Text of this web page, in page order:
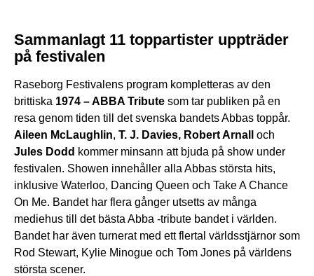
Sammanlagt 11 toppartister uppträder
på festivalen
Raseborg Festivalens program kompletteras av den
brittiska 1974 – ABBA Tribute som tar publiken på en
resa genom tiden till det svenska bandets Abbas toppår.
Aileen McLaughlin, T. J. Davies, Robert Arnall
och
Jules Dodd kommer minsann att bjuda på show under
festivalen. Showen innehåller alla Abbas största hits,
inklusive Waterloo, Dancing Queen och Take A Chance
On Me. Bandet har flera gånger utsetts av många
mediehus till det bästa Abba -tribute bandet i världen.
Bandet har även turnerat med ett flertal världsstjärnor som
Rod Stewart, Kylie Minogue och Tom Jones på världens
största scener.